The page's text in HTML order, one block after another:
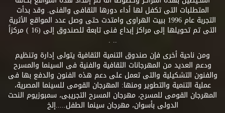
المتطلبات التى تكفل لها أداء دورها الثقافى والفنى. وقد بدأت
التجربة عام 1996 ببيت الهراوى وامتدت حتى وصل عدد المواقع الأثرية
التى تم تحويلها إلى مراكز إبداع فنى تابعة للصندوق إلى (16 ) مركزاً
.. .
ومن ناحية أخرى فإن صندوق التنمية الثقافية يتولى إدارة وتنظيم
ودعم العديد من المهرجانات الثقافية والفنية فى السينما والمسرح
والفنون التشكيلية والتى تعمل على دعم هذه الفنون والدفع بها فى
عملية التنمية والتطوير ومنها: المهرجان القومى للسينما المصرية،
المهرجان القومى للمسرح، مهرجان المسرح التجريبى، سمبوزيوم النحت
الدولى بأسوان، مهرجان سينما الطفل.....إلخ